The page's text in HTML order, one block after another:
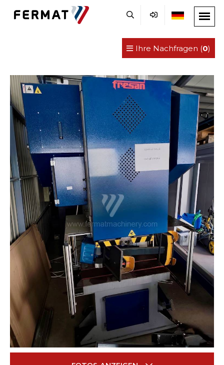
Ihre Nachfragen (0)